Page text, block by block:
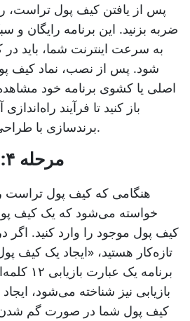
پس از یافتن کیف پول تراست،
ضربه بزنید. این برنامه رایگان و
به سرعت اینترنت شما، باید
شود. پس از نصب، نماد کیف
اصلی یا کشوی برنامه خود
باز کنید تا فرآیند
برندسازی با طراحی رسمی مطابقت دارد.
مرحله ۴: تنظیم کیف پول
هنگامی که کیف پول تراست
خواسته می‌شود که یک کیف پول
کیف پول موجود را وارد کنید. اگر
تازه‌کار هستید، «ایجاد یک کیف
برنامه
بازیابی نیز شناخته می‌شود،
کیف پول شما در صورت گم شدن